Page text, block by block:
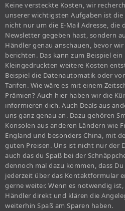
Keine versteckte Kosten, wir
unserer wichtigsten Aufgaben ist
nicht nur um die E-Mail Adresse, die
Newsletter gegeben hast, sondern
Händler genau anschauen, bevor
berichten. Das kann zum Beispiel
Kleingedruckten weitere Kosten
Beispiel die Datenautomatik oder
Tarifen. Wie wäre es mit einem
Prämien? Auch hier haben wir die
informieren dich. Auch Deals aus
uns ganz genau an. Dazu gehören
Konsolen aus anderen Ländern wie
England und besonders China, mit
guten Preisen. Uns ist nicht nur der
auch das du Spaß bei der
dennoch mal dazu kommen, dass
jederzeit über das Kontaktformular
gerne weiter. Wenn es notwendig
Händler direkt und klären die
weiterhin Spaß am Sparen haben.